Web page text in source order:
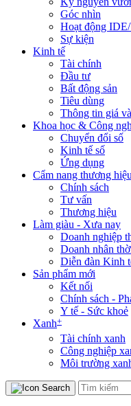
Góc nhìn
Hoạt động
Sự kiện
Kinh tế
Tài chính
Đầu tư
Bất động sản
Tiêu dùng
Thông tin giá
Khoa học & Công
Chuyển đổi số
Kinh tế số
Ứng dụng
Cẩm nang thương hiệu
Chính sách
Tư vấn
Thương hiệu
Làm giàu - Xưa nay
Doanh nghiệp
Doanh nhân
Diễn đàn Kinh
Sản phẩm mới
Kết nối
Chính sách -
Y tế - Sức khoẻ
Xanh+
Tài chính xanh
Công nghiệp
Môi trường